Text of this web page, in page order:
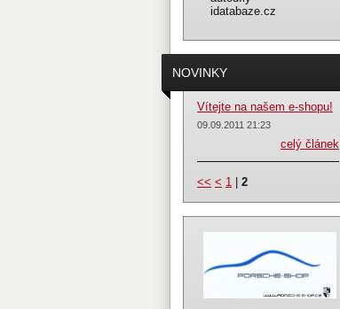
NOVINKY
Vítejte na našem e-shopu!
09.09.2011 21:23
celý článek
<< < 1 2